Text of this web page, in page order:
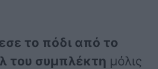
το πόδι από το
του συμπλέκτη μόλις